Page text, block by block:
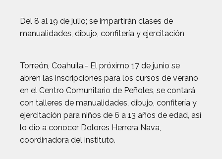
Del 8 al 19 de julio; se impartirán clases de
manualidades, dibujo, confitería y ejercitación
Torreón, Coahuila.- El próximo 17 de junio se
abren las inscripciones para los cursos de verano
en el Centro Comunitario de Peñoles, se contará
con talleres de manualidades, dibujo, confitería y
ejercitación para niños de 6 a 13 años de edad, así
lo dio a conocer Dolores Herrera Nava,
coordinadora del instituto.